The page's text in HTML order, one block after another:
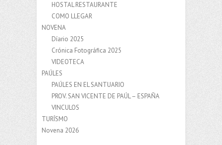
HOSTAL RESTAURANTE
COMO LLEGAR
NOVENA
Díario 2025
Crónica Fotográfica 2025
VIDEOTECA
PAÚLES
PAÚLES EN EL SANTUARIO
PROV. SAN VICENTE DE PAÚL – ESPAÑA
VINCULOS
TURÍSMO
Novena 2026